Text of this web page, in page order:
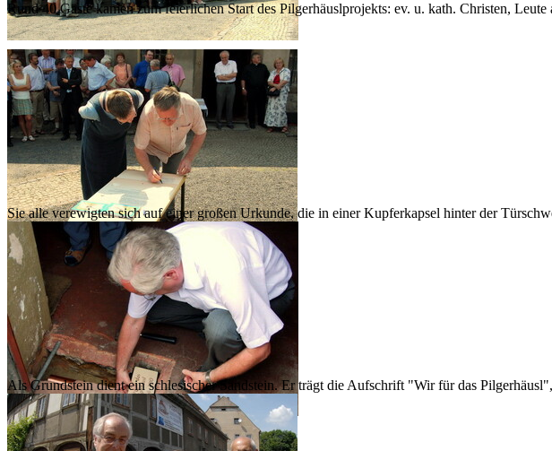
Rund 40 Gäste kamen zum feierlichen Start des Pilgerhäuslprojekts: ev. u. kath. Christen,
Sie alle verewigten sich auf einer großen Urkunde, die in einer Kupferkapsel hinter der
Als Grundstein dient ein schlesischer Sandstein. Er trägt die Aufschrift "Wir für das